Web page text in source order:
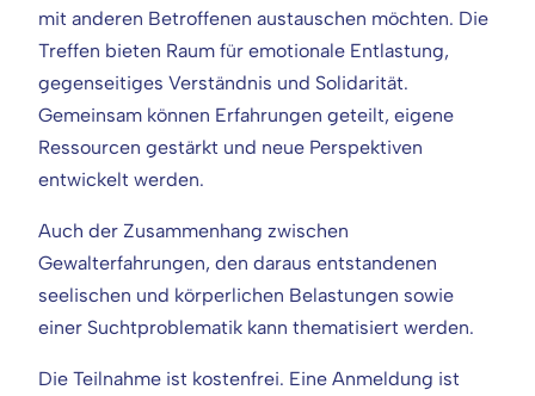
mit anderen Betroffenen austauschen möchten. Die
Treffen bieten Raum für emotionale Entlastung,
gegenseitiges Verständnis und Solidarität.
Gemeinsam können Erfahrungen geteilt, eigene
Ressourcen gestärkt und neue Perspektiven
entwickelt werden.
Auch der Zusammenhang zwischen
Gewalterfahrungen, den daraus entstandenen
seelischen und körperlichen Belastungen sowie
einer Suchtproblematik kann thematisiert werden.
Die Teilnahme ist kostenfrei. Eine Anmeldung ist